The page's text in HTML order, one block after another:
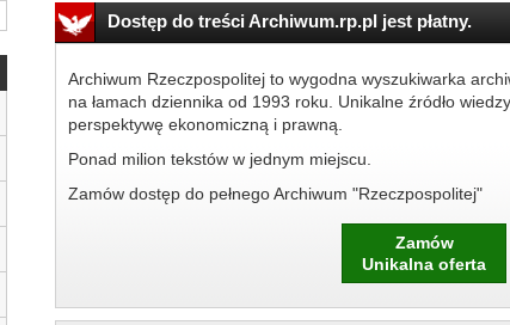
Dostęp do treści Archiwum.rp.pl jest płatny.
Archiwum Rzeczpospolitej to wygodna wyszukiwarka
na łamach dziennika od 1993 roku. Unikalne źródło
perspektywę ekonomiczną i prawną.
Ponad milion tekstów w jednym miejscu.
Zamów dostęp do pełnego Archiwum "Rzeczpospolitej"
Zamów
Unikalna oferta